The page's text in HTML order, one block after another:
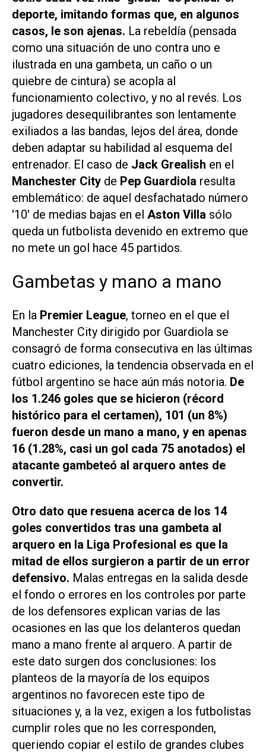
deporte, imitando formas que, en algunos
casos, le son ajenas. La rebeldía (pensada
como una situación de uno contra uno e
ilustrada en una gambeta, un caño o un
quiebre de cintura) se acopla al
funcionamiento colectivo, y no al revés. Los
jugadores desequilibrantes son lentamente
exiliados a las bandas, lejos del área, donde
deben adaptar su habilidad al esquema del
entrenador. El caso de Jack Grealish en el
Manchester City de Pep Guardiola resulta
emblemático: de aquel desfachatado número
'10' de medias bajas en el Aston Villa sólo
queda un futbolista devenido en extremo que
no mete un gol hace 45 partidos.
Gambetas y mano a mano
En la Premier League, torneo en el que el
Manchester City dirigido por Guardiola se
consagró de forma consecutiva en las últimas
cuatro ediciones, la tendencia observada en el
fútbol argentino se hace aún más notoria. De
los 1.246 goles que se hicieron (récord
histórico para el certamen), 101 (un 8%)
fueron desde un mano a mano, y en apenas
16 (1.28%, casi un gol cada 75 anotados) el
atacante gambeteó al arquero antes de
convertir.
Otro dato que resuena acerca de los 14
goles convertidos tras una gambeta al
arquero en la Liga Profesional es que la
mitad de ellos surgieron a partir de un error
defensivo. Malas entregas en la salida desde
el fondo o errores en los controles por parte
de los defensores explican varias de las
ocasiones en las que los delanteros quedan
mano a mano frente al arquero. A partir de
este dato surgen dos conclusiones: los
planteos de la mayoría de los equipos
argentinos no favorecen este tipo de
situaciones y, a la vez, exigen a los futbolistas
cumplir roles que no les corresponden,
queriendo copiar el estilo de grandes clubes